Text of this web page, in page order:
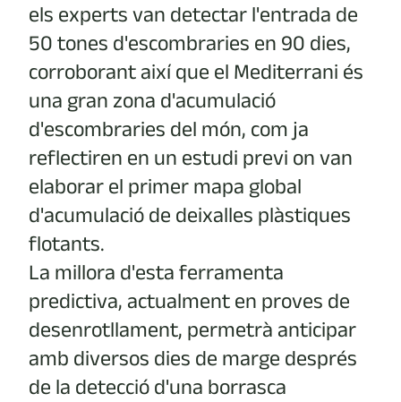
els experts van detectar l'entrada de
50 tones d'escombraries en 90 dies,
corroborant així que el Mediterrani és
una gran zona d'acumulació
d'escombraries del món, com ja
reflectiren en un estudi previ on van
elaborar el primer mapa global
d'acumulació de deixalles plàstiques
flotants.
La millora d'esta ferramenta
predictiva, actualment en proves de
desenrotllament, permetrà anticipar
amb diversos dies de marge després
de la detecció d'una borrasca